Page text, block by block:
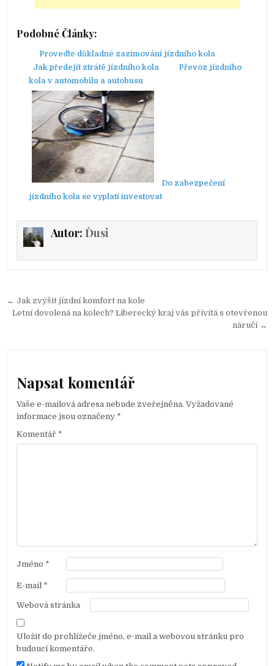
Podobné Články:
Proveďte důkladné zazimování jízdního kola
Jak předejít ztrátě jízdního kola
Převoz jízdního
kola v automobilu a autobusu
Do zabezpečení
jízdního kola se vyplatí investovat
Autor: Ďusi
Navigace
pro
← Jak zvýšit jízdní komfort na kole
Letní dovolená na kolech? Liberecký kraj vás přivítá s otevřenou
náručí →
Napsat komentář
Vaše e-mailová adresa nebude zveřejněna. Vyžadované
informace jsou označeny *
Komentář *
Jméno *
E-mail *
Webová stránka
Uložit do prohlížeče jméno, e-mail a webovou stránku pro
budoucí komentáře.